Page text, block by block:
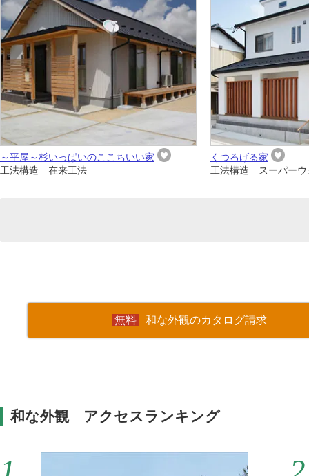
～平屋～杉いっぱいのここちいい家
工法構造 在来工法
くつろげる家
工法構造 スーパーウ
和な外観のカタログ請求
和な外観 アクセスランキング